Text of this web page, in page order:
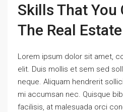
Skills That You
The Real
Lorem ipsum dolor sit amet,
elit. Duis mollis et sem sed
neque. Aliquam hendrerit
mi accumsan nec. Quisque
facilisis, at malesuada orci